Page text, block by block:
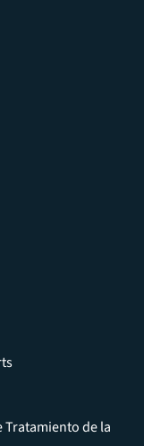
Tratamiento de la